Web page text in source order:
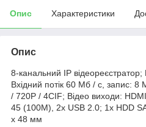
Опис Характеристики
Опис
8-канальний IP
Вхідний потік 60 Мб / с, запис:
/ 720P / 4CIF; Відео виходи:
45 (100М), 2x USB 2.0; 1х HDD
x 48 мм